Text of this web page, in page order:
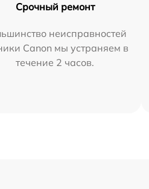
Срочный ремонт
неисправностей
Canon мы устраняем в
течение 2 часов.